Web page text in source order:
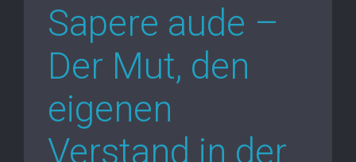
Sapere aude –
Der Mut, den
eigenen
Verstand in der